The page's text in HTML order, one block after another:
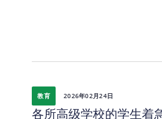
教育 2026年02月24日
各所高级学校的学生着